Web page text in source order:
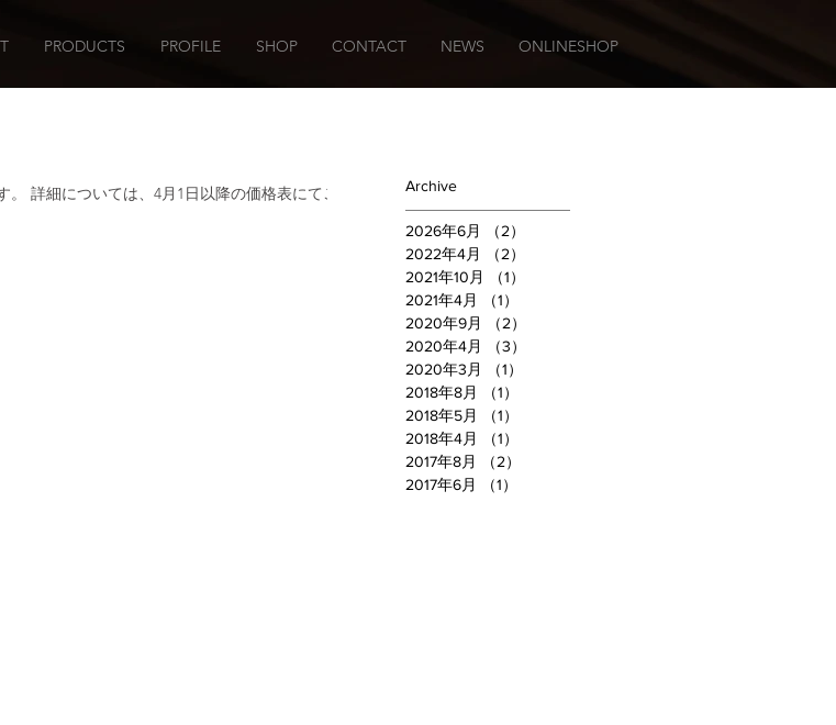
PRODUCTS PROFILE SHOP CONTACT NEWS ONLINESHOP
Archive
詳細については、4月1日以降の価格表にてご確
2026年6月 （2）
2022年4月
（2）
2021年10月
（1）
2021年4月
（1）
2020年9月
（2）
2020年4月
（3）
2020年3月
（1）
2018年8月
（1）
2018年5月
（1）
2018年4月
（1）
2017年8月
（2）
2017年6月
（1）